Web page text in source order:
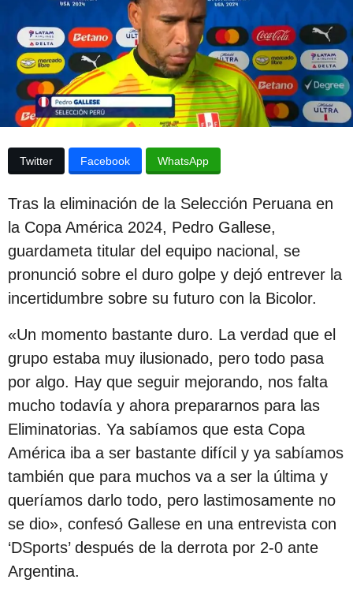
p
u
b
l
i
a
c
i
ó
n
2
a
ñ
o
s
d
e
s
d
e
l
d
e
l
a
p
u
b
i
Twitter Facebook WhatsApp
Tras la eliminación de la Selección Peruana en
la Copa América 2024, Pedro Gallese,
guardameta titular del equipo nacional, se
pronunció sobre el duro golpe y dejó entrever la
incertidumbre sobre su futuro con la Bicolor.
«Un momento bastante duro. La verdad que el
grupo estaba muy ilusionado, pero todo pasa
por algo. Hay que seguir mejorando, nos falta
mucho todavía y ahora prepararnos para las
Eliminatorias. Ya sabíamos que esta Copa
América iba a ser bastante difícil y ya sabíamos
también que para muchos va a ser la última y
queríamos darlo todo, pero lastimosamente no
se dio», confesó Gallese en una entrevista con
‘DSports’ después de la derrota por 2-0 ante
Argentina.